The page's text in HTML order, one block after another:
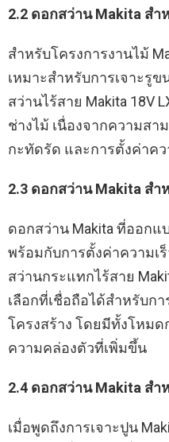
2.2 ดอกสว่าน Makita สำ
สำหรับโครงการงานไม้
เหมาะสำหรับการเจาะรู
สว่านไร้สาย Makita 18V
ช่างไม้ เนื่องจากความส
กะทัดรัด และการตั้งค่าค
2.3 ดอกสว่าน Makita สำ
ดอกสว่าน Makita ที่ออก
พร้อมกับการตั้งค่าความเ
สว่านกระแทกไร้สาย
เลือกที่เชื่อถือได้สำหรับก
โครงสร้าง โดยมีทั้งโหมด
ความคล่องตัวที่เพิ่มขึ้น
2.4 ดอกสว่าน Makita สำ
เมื่อพูดถึงการเจาะปูน